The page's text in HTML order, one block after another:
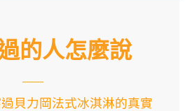
的人怎麼說
貝力岡法式冰淇淋的真實